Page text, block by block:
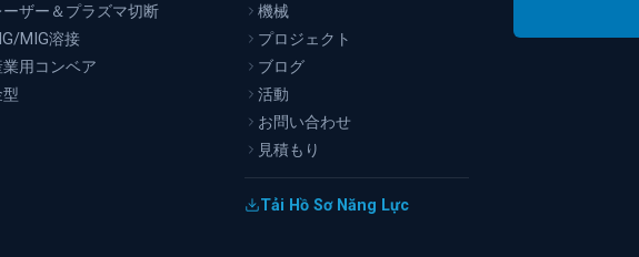
ーザー＆プラズマ切断
MIG溶接
業用コンベア
機械
プロジェクト
ブログ
活動
お問い合わせ
見積もり
Tải Hồ Sơ Năng Lực